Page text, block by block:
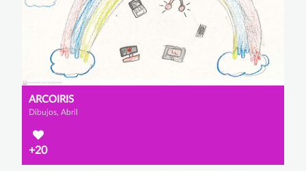
ARCOIRIS
Dibujos, Abril
+20